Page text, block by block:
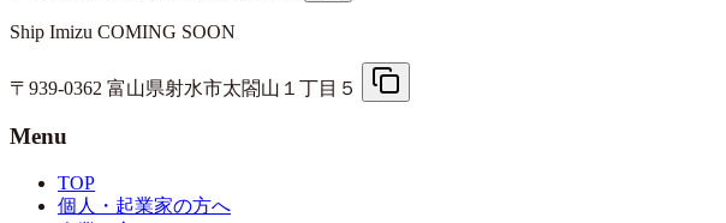
Ship Imizu COMING SOON
〒939-0362 富山県射水市太閤山１丁目５
Menu
TOP
個人・起業家の方へ